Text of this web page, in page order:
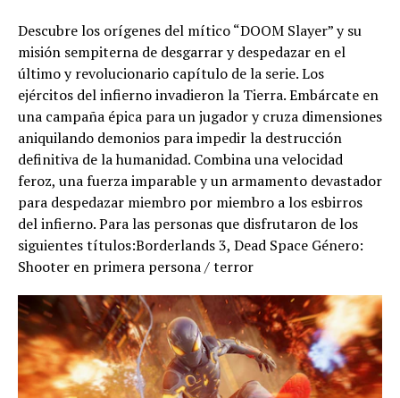
Descubre los orígenes del mítico “DOOM Slayer” y su
misión sempiterna de desgarrar y despedazar en el
último y revolucionario capítulo de la serie. Los
ejércitos del infierno invadieron la Tierra. Embárcate en
una campaña épica para un jugador y cruza dimensiones
aniquilando demonios para impedir la destrucción
definitiva de la humanidad. Combina una velocidad
feroz, una fuerza imparable y un armamento devastador
para despedazar miembro por miembro a los esbirros
del infierno. Para las personas que disfrutaron de los
siguientes títulos:Borderlands 3, Dead Space Género:
Shooter en primera persona / terror